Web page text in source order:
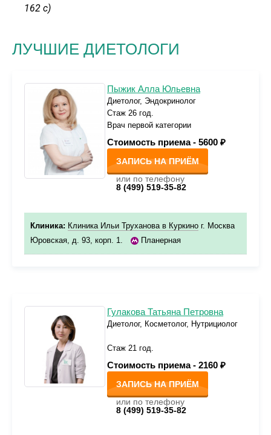
162 с)
ЛУЧШИЕ ДИЕТОЛОГИ
Пыжик Алла Юльевна
Диетолог, Эндокринолог
Стаж 26 год.
Врач первой категории
Стоимость приема - 5600 ₽
ЗАПИСЬ НА ПРИЁМ
или по телефону
8 (499) 519-35-82
Клиника: Клиника Ильи Труханова в Куркино г. Москва
Юровская, д. 93, корп. 1.
Планерная
Гулакова Татьяна Петровна
Диетолог, Косметолог, Нутрициолог
Стаж 21 год.
Стоимость приема - 2160 ₽
ЗАПИСЬ НА ПРИЁМ
или по телефону
8 (499) 519-35-82